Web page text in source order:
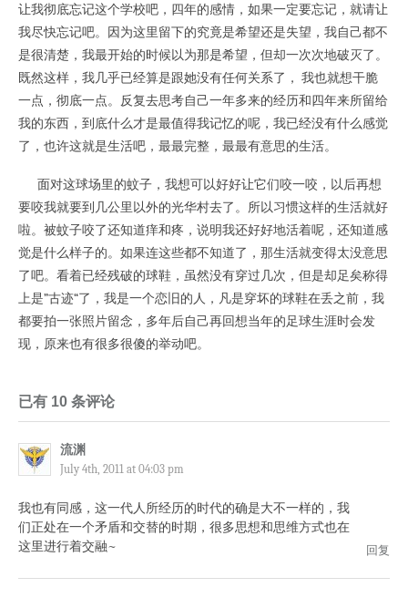
让我彻底忘记这个学校吧，四年的感情，如果一定要忘记，就请让
我尽快忘记吧。因为这里留下的究竟是希望还是失望，我自己都不
是很清楚，我最开始的时候以为那是希望，但却一次次地破灭了。
既然这样，我几乎已经算是跟她没有任何关系了， 我也就想干脆
一点，彻底一点。反复去思考自己一年多来的经历和四年来所留给
我的东西，到底什么才是最值得我记忆的呢，我已经没有什么感觉
了，也许这就是生活吧，最最完整，最最有意思的生活。
面对这球场里的蚊子，我想可以好好让它们咬一咬，以后再想
要咬我就要到几公里以外的光华村去了。所以习惯这样的生活就好
啦。被蚊子咬了还知道痒和疼，说明我还好好地活着呢，还知道感
觉是什么样子的。如果连这些都不知道了，那生活就变得太没意思
了吧。看着已经残破的球鞋，虽然没有穿过几次，但是却足矣称得
上是”古迹“了，我是一个恋旧的人，凡是穿坏的球鞋在丢之前，我
都要拍一张照片留念，多年后自己再回想当年的足球生涯时会发
现，原来也有很多很傻的举动吧。
已有 10 条评论
流渊
July 4th, 2011 at 04:03 pm
我也有同感，这一代人所经历的时代的确是大不一样的，我
们正处在一个矛盾和交替的时期，很多思想和思维方式也在
这里进行着交融~
回复